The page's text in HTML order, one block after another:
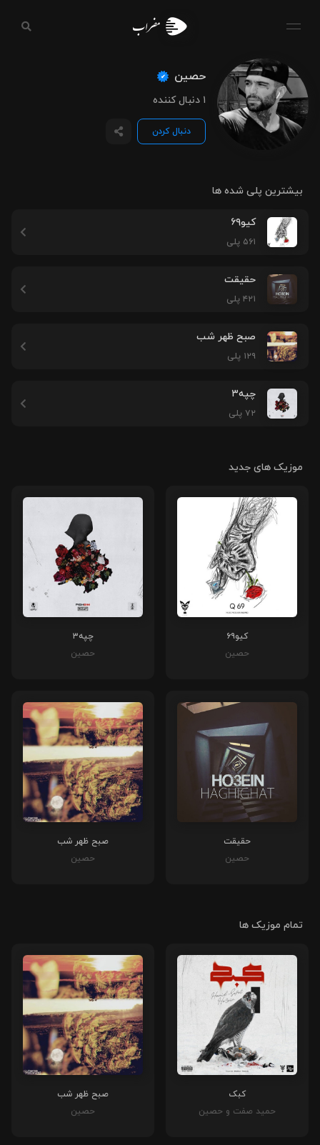
مضراب
حصین
۱ دنبال کننده
دنبال کردن
بیشترین پلی شده ها
کیو۶۹
۵۶۱ پلی
حقیقت
۴۲۱ پلی
صبح ظهر شب
۱۲۹ پلی
چپه۳
۷۲ پلی
موزیک های جدید
کیو۶۹
حصین
چپه۳
حصین
حقیقت
حصین
صبح ظهر شب
حصین
تمام موزیک ها
کبک
حمید صفت و حصین
صبح ظهر شب
حصین